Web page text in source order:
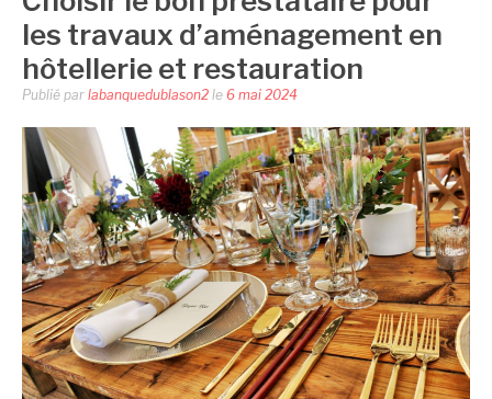
les travaux d’aménagement en
hôtellerie et restauration
Publié par labanquedublason2 le 6 mai 2024